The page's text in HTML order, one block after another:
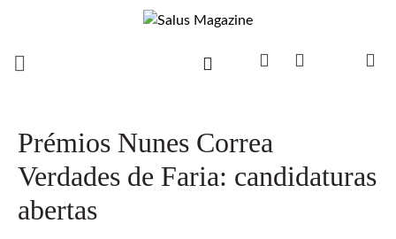
Prémios Nunes Correa
Verdades de Faria: candidaturas
abertas